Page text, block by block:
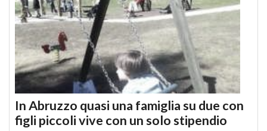
In Abruzzo quasi una famiglia su due con
figli piccoli vive con un solo stipendio